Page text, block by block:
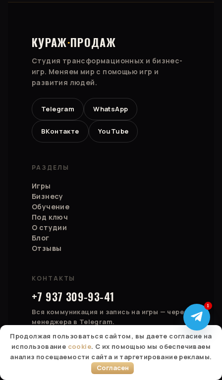
КУРАЖ·ПРОДАЖ
Студия трансформационных и бизнес-
игр. Меняем мир с помощью игр и
развития людей.
Telegram WhatsApp
ВКонтакте YouTube
РАЗДЕЛЫ
Игры
Бизнесу
Обучение
Под ключ
О студии
Блог
Отзывы
КОНТАКТЫ
+7 937 309-93-41
Вся коммуникация и запись на игры — через
менеджера в Telegram.
Написать в Telegram
Продолжая пользоваться сайтом, вы даете согласие на
использование cookie. С их помощью мы обеспечиваем
анализ посещаемости сайта и таргетирование рекламы.
Согласен